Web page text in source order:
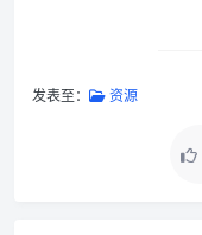
发表至： 资源